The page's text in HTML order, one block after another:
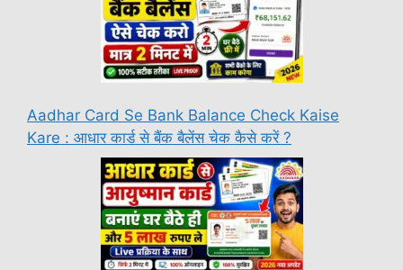
Aadhar Card Se Bank Balance Check Kaise
Kare : आधार कार्ड से बैंक बैलेंस चेक कैसे करें ?